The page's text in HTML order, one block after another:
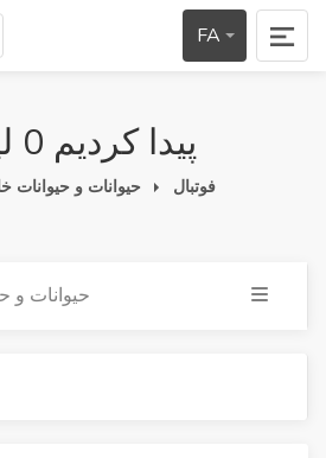
FA
پیدا کردیم 0 لیست تبلیغات
حیوانات و حیوانات فوتبال
حیوانات و